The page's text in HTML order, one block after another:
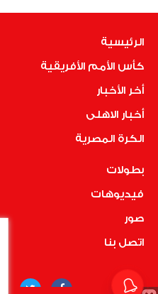
الرئيسية
كأس الأمم الأفريقية
أخر الأخبار
أخبار الاهلى
الكرة المصرية
بطولات
فيديوهات
صور
اتصل بنا